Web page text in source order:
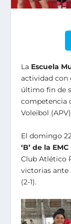
La Escuela
actividad con
último fin de
competencia
Voleibol
El domingo
‘B’ de la EMC
Club Atlético
victorias ante
(2-1).